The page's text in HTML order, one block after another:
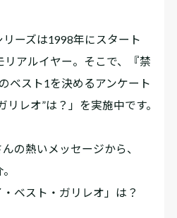
ーズは1998年にスタート
リアルイヤー。そこで、『禁
ベスト1を決めるアンケート
リレオ”は？」を実施中です。
の熱いメッセージから、
ベスト・ガリレオ」は？